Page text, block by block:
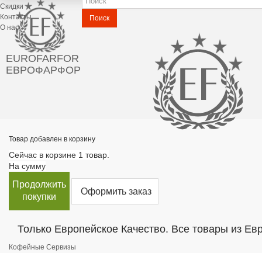
Скидки
Контакты
О нас
EUROFARFOR
ЕВРОФАРФОР
Поиск
Товар добавлен в корзину
Сейчас в корзине 1 товар.
На сумму
Продолжить
покупки
Оформить заказ
Только Европейское Качество. Все товары из
Кофейные Сервизы